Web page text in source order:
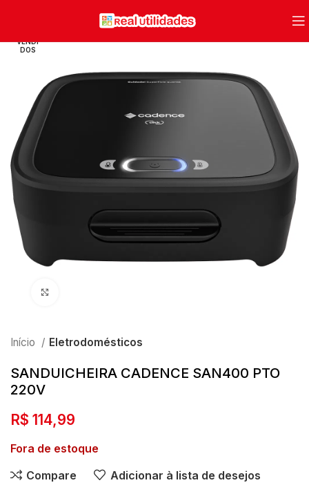
VENDI
DOS
Início Eletrodomésticos
SANDUICHEIRA CADENCE SAN400 PTO
220V
R$ 114,99
Fora de estoque
Compare
Adicionar à lista de desejos